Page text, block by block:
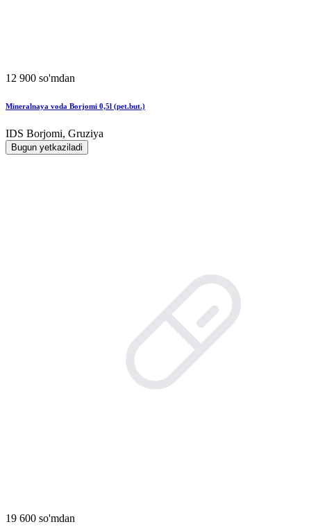
12 900 so'mdan
Mineralnaya voda Borjomi 0,5l (pet.but.)
IDS Borjomi, Gruziya
Bugun yetkaziladi
19 600 so'mdan